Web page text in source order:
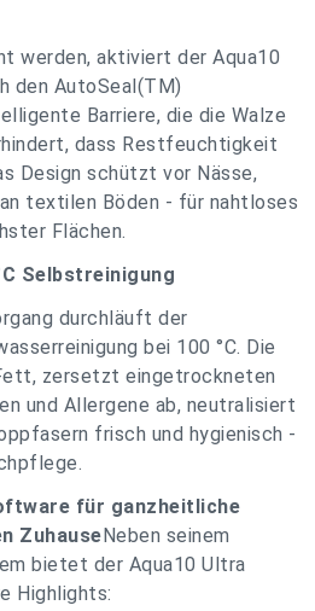
werden, aktiviert der Aqua10
den AutoSeal(TM)
Barriere, die die Walze
dass Restfeuchtigkeit
Design schützt vor Nässe,
textilen Böden - für nahtloses
Flächen.
Selbstreinigung
durchläuft der
bei 100 °C. Die
zersetzt eingetrockneten
und Allergene ab, neutralisiert
frisch und hygienisch -
für ganzheitliche
ZuhauseNeben seinem
bietet der Aqua10 Ultra
Highlights: